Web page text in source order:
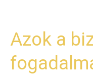
Azok a
bizonyos
Újévi
fogadalmak